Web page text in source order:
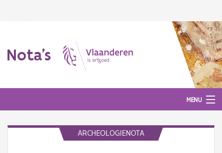
Nota's
MENU
ARCHEOLOGIENOTA